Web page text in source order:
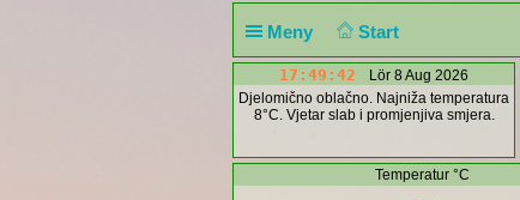
Meny Start
17:49:42
Lör 8 Aug 2026
Djelomično oblačno. Najniža temperatura
8°C. Vjetar slab i promjenjiva smjera.
Temperatur °C